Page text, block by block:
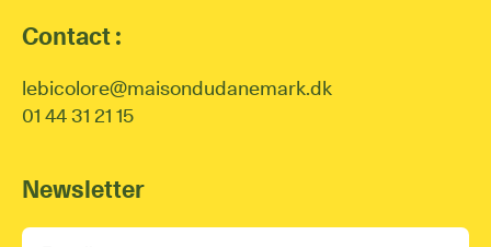
Contact :
lebicolore@maisondudanemark.dk
01 44 31 21 15
Newsletter